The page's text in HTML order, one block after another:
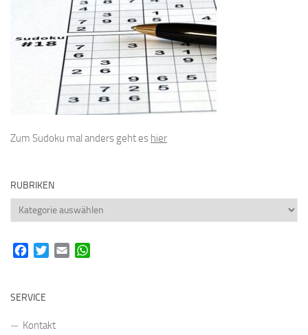
Zum Sudoku mal anders geht es hier
RUBRIKEN
Rubriken
FacebookTwitterEmail
SERVICE
Kontakt